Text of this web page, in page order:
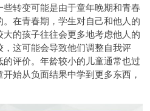
转变可能是由于童年晚期和青春
在青春期，学生对自己和他人的
的孩子往往会更多地考虑他人的
这可能会导致他们调整自我评
评价。年龄较小的儿童通常也过
始从负面结果中学到更多东西，